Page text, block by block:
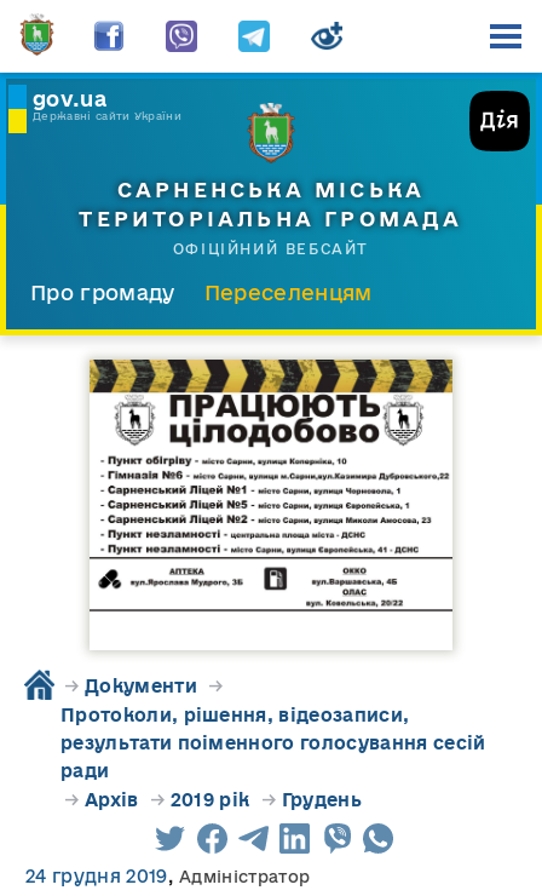
gov.ua
Державні сайти України
САРНЕНСЬКА МІСЬКА
ТЕРИТОРІАЛЬНА ГРОМАДА
ОФІЦІЙНИЙ ВЕБСАЙТ
Про громаду
Переселенцям
Прес-центр
→ Документи →
Протоколи, рішення, відеозаписи,
результати поіменного голосування сесій
ради
→ Архів → 2019 рік → Грудень
24 грудня 2019,Адміністратор